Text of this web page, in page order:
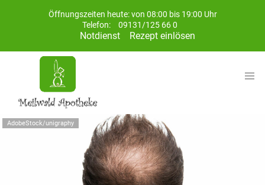
Öffnungszeiten heute: von 08:00 bis 19:00 Uhr
Telefon:
09131/125 66 0
Notdienst Rezept einlösen
AdobeStock/unigraphy